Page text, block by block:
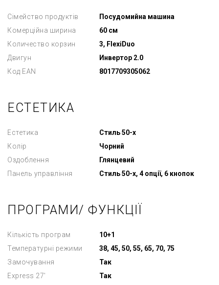
Сімейство продуктів
Посудомийна машина
Комерційна ширина
60 см
Количество корзин
3, FlexiDuo
Двигун
Инвертор 2.0
Код EAN
8017709305062
ЕСТЕТИКА
Естетика
Стиль 50-х
Колір
Чорний
Оздоблення
Глянцевий
Панель управління
Стиль 50-х, 4 опції, 6 кнопок
ПРОГРАМИ/ ФУНКЦІЇ
Кількість програм
10+1
Температурні режими
38, 45, 50, 55, 65, 70, 75
Замочування
Так
Express 27'
Так